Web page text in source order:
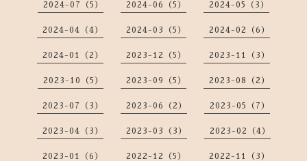
2024-07（5） 2024-06（5） 2024-05（3）
2024-04（4） 2024-03（5） 2024-02（6）
2024-01（2） 2023-12（5） 2023-11（3）
2023-10（5） 2023-09（5） 2023-08（2）
2023-07（3） 2023-06（2） 2023-05（7）
2023-04（3） 2023-03（3） 2023-02（4）
2023-01（6） 2022-12（5） 2022-11（3）